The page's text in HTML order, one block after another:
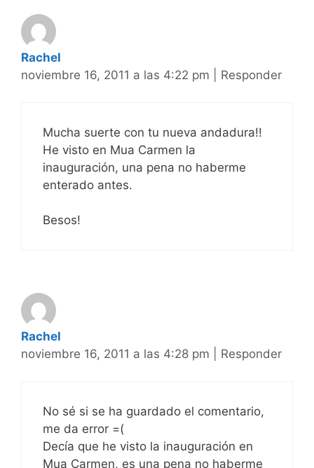
Rachel
noviembre 16, 2011 a las 4:22 pm
Responder
Mucha suerte con tu nueva andadura!!
He visto en Mua Carmen la
inauguración, una pena no haberme
enterado antes.
Besos!
Rachel
noviembre 16, 2011 a las 4:28 pm
Responder
No sé si se ha guardado el comentario,
me da error =(
Decía que he visto la inauguración en
Mua Carmen, es una pena no haberme